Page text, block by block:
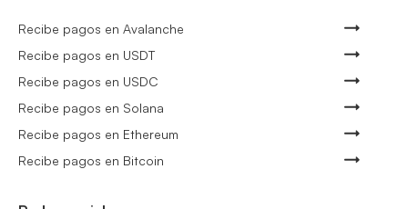
Recibe pagos en Avalanche
Recibe pagos en USDT
Recibe pagos en USDC
Recibe pagos en Solana
Recibe pagos en Ethereum
Recibe pagos en Bitcoin